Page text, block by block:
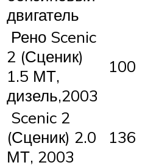
двигатель
Рено Scenic
2 (Сценик)
1.5 МТ,
дизель,2003
100
Scenic 2
(Сценик) 2.0
МТ, 2003
136